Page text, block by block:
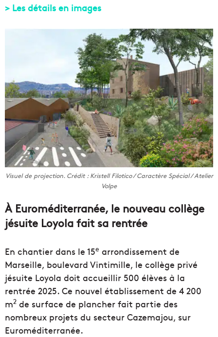
> Les détails en images
Visuel de projection. Crédit : Kristell Filotico / Caractère Spécial / Atelier
Volpe
À Euroméditerranée, le nouveau collège
jésuite Loyola fait sa rentrée
En chantier dans le 15e arrondissement de
Marseille, boulevard Vintimille, le collège privé
jésuite Loyola doit accueillir 500 élèves à la
rentrée 2025. Ce nouvel établissement de 4 200
m2 de surface de plancher fait partie des
nombreux projets du secteur Cazemajou, sur
Euroméditerranée.